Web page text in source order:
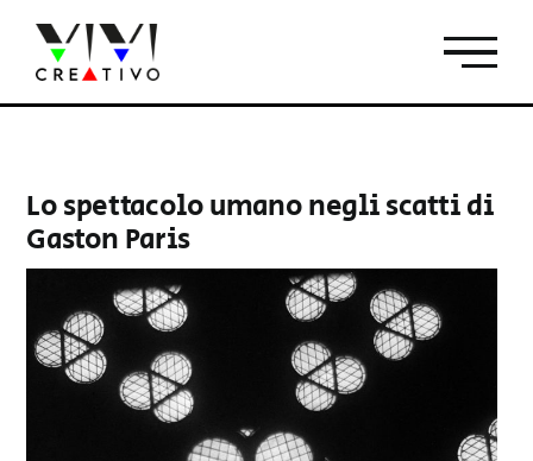
contenuto
Lo spettacolo umano negli scatti di
Gaston Paris